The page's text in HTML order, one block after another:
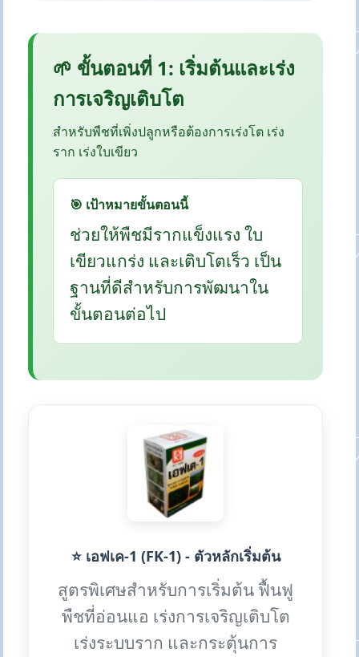
🌱 ขั้นตอนที่ 1: เริ่มต้นและเร่ง
การเจริญเติบโต
สำหรับพืชที่เพิ่งปลูกหรือต้องการเร่งโต เร่ง
ราก เร่งใบเขียว
🎯 เป้าหมายขั้นตอนนี้
ช่วยให้พืชมีรากแข็งแรง ใบ
เขียวแกร่ง และเติบโตเร็ว เป็น
ฐานที่ดีสำหรับการพัฒนาใน
ขั้นตอนต่อไป
⭐ เอฟเค-1 (FK-1) - ตัวหลักเริ่มต้น
สูตรพิเศษสำหรับการเริ่มต้น ฟื้นฟู
พืชที่อ่อนแอ เร่งการเจริญเติบโต
เร่งระบบราก และกระตุ้นการ